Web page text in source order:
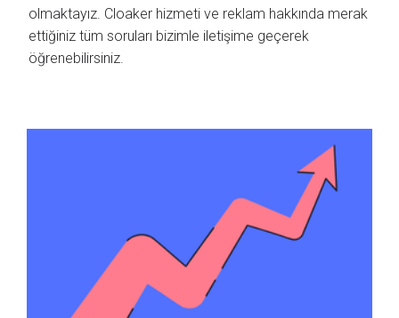
olmaktayız. Cloaker hizmeti ve reklam hakkında merak
ettiğiniz tüm soruları bizimle iletişime geçerek
öğrenebilirsiniz.